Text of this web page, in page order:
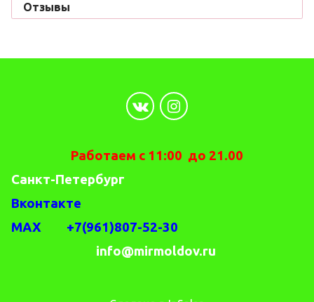
Отзывы
Работаем с 11:00 до 21.00
Санкт-Петербург
Вконтакте
MAX +7(961)807-52-30
info@mirmoldov.ru